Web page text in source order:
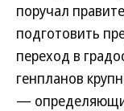
поручал
подготовить
переход в
генпланов
—